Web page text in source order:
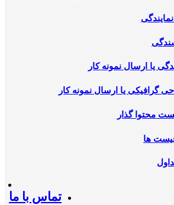
یا ارسال نمونه کار
گرافیکی یا ارسال نمونه کار
محتوا گذار
ها
تماس با ما